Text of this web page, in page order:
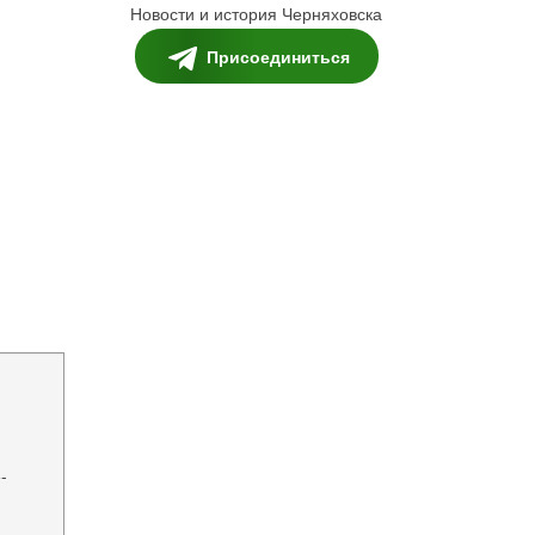
Новости и история Черняховска
Присоединиться